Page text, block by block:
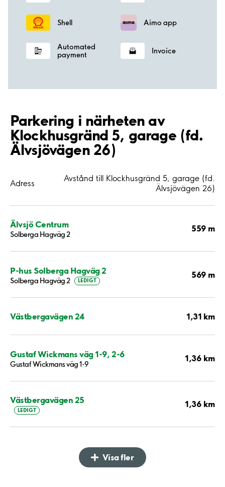
Shell Aimo app
Automated
payment
Invoice
Parkering i närheten av
Klockhusgränd 5, garage (fd.
Älvsjövägen 26)
Adress
Avstånd till Klockhusgränd 5, garage (fd.
Älvsjövägen 26)
Älvsjö Centrum
Solberga Hagväg 2
559 m
P-hus Solberga Hagväg 2
Solberga Hagväg 2 LEDIGT
569 m
Västbergavägen 24 1,31 km
Gustaf Wickmans väg 1-9, 2-6
Gustaf Wickmans väg 1-9
1,36 km
Västbergavägen 25
LEDIGT
1,36 km
Visa fler